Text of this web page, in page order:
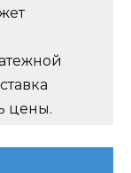
цены.